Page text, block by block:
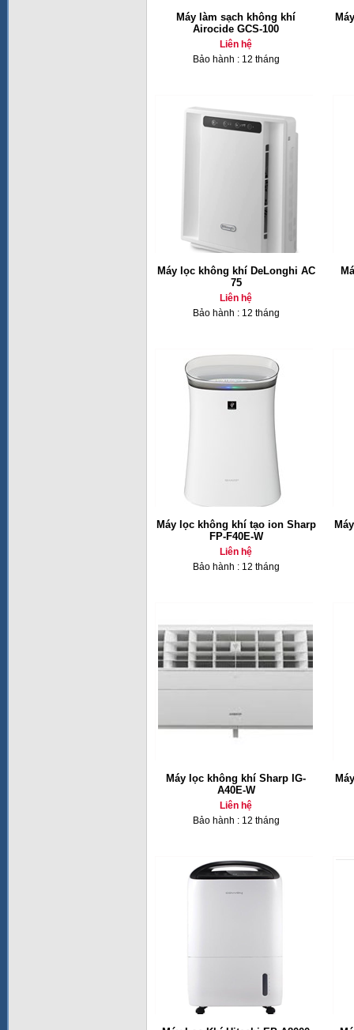
Máy làm sạch không khí
Airocide GCS-100
Liên hệ
Bảo hành : 12 tháng
Máy lọc không khí DeLonghi AC
75
Liên hệ
Bảo hành : 12 tháng
Máy lọc không khí tạo ion Sharp
FP-F40E-W
Liên hệ
Bảo hành : 12 tháng
Máy lọc không khí Sharp IG-
A40E-W
Liên hệ
Bảo hành : 12 tháng